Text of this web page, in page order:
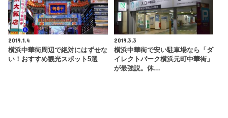
2019.1.4
横浜中華街周辺で絶対にはずせな
い！おすすめ観光スポット5選
2019.3.3
横浜中華街で安い駐車場なら「ダ
イレクトパーク横浜元町中華街」
が最強説。休…